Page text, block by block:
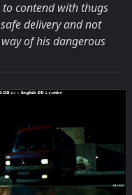
to contend with thugs
delivery and not
of his dangerous